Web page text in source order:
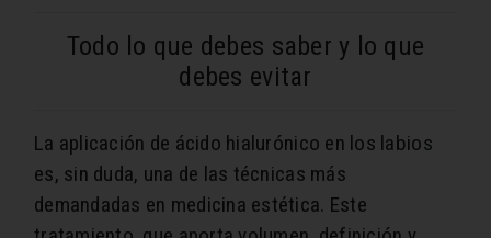
Todo lo que debes saber y lo que
debes evitar
La aplicación de ácido hialurónico en los labios
es, sin duda, una de las técnicas más
demandadas en medicina estética. Este